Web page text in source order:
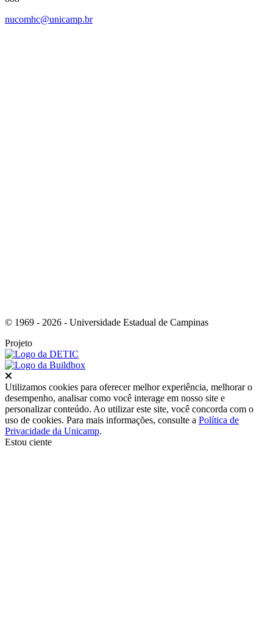
nucomhc@unicamp.br
© 1969 - 2026 - Universidade Estadual de Campinas
Projeto
Utilizamos cookies para oferecer melhor experiência, melhorar o
desempenho, analisar como você interage em nosso site e
personalizar conteúdo. Ao utilizar este site, você concorda com o
uso de cookies. Para mais informações, consulte a Política de
Privacidade da Unicamp.
Estou ciente